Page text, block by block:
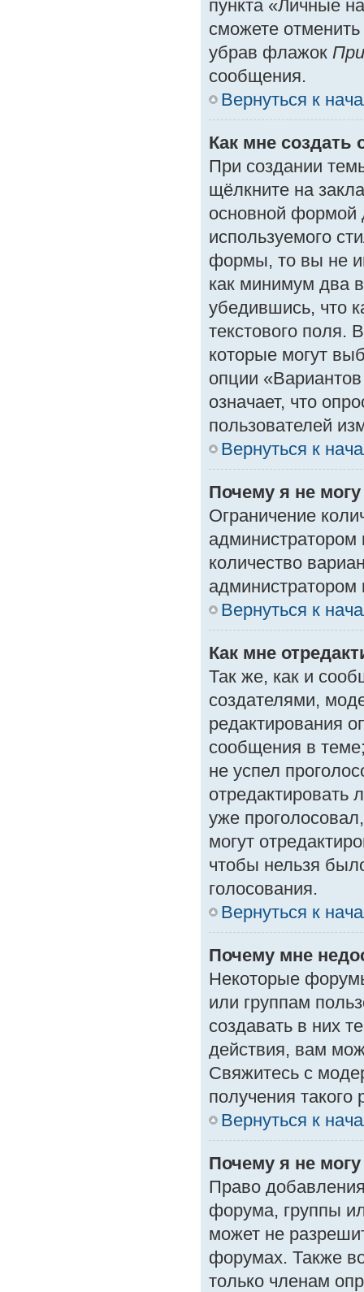
пункта «Личные
сможете
убрав флажок
сообщения.
Вернуться к
Как мне создать
При создании
щёлкните на
основной формой
используемого
формы, то вы не
как минимум два
убедившись, что
текстового поля.
которые могут
опции
означает, что
пользователей
Вернуться к
Почему я не
Ограничение
количество
Вернуться к
Как мне
Так же, как и
создателями,
редактирования
сообщения в
не успел
отредактировать
уже
могут
чтобы нельзя
голосования.
Вернуться к
Почему мне
Некоторые
или группам
создавать в них
действия, вам
Свяжитесь с
получения такого
Вернуться к
Почему я не
Право
форума, группы
может не
форумах. Также
только членам